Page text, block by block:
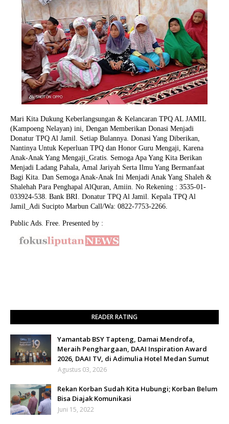
Mari Kita Dukung Keberlangsungan & Kelancaran TPQ AL JAMIL
(Kampoeng Nelayan) ini, Dengan Memberikan Donasi Menjadi
Donatur TPQ Al Jamil. Setiap Bulannya. Donasi Yang Diberikan,
Nantinya Untuk Keperluan TPQ dan Honor Guru Mengaji, Karena
Anak-Anak Yang Mengaji_Gratis. Semoga Apa Yang Kita Berikan
Menjadi Ladang Pahala, Amal Jariyah Serta Ilmu Yang Bermanfaat
Bagi Kita. Dan Semoga Anak-Anak Ini Menjadi Anak Yang Shaleh &
Shalehah Para Penghapal AlQuran, Amiin. No Rekening : 3535-01-
033924-538. Bank BRI. Donatur TPQ Al Jamil. Kepala TPQ Al
Jamil_Adi Sucipto Marbun Call/Wa: 0822-7753-2266.
Public Ads. Free. Presented by :
READER RATING
Yamantab BSY Tapteng, Damai Mendrofa,
Meraih Penghargaan, DAAI Inspiration Award
2026, DAAI TV, di Adimulia Hotel Medan Sumut
Agustus 03, 2026
Rekan Korban Sudah Kita Hubungi; Korban Belum
Bisa Diajak Komunikasi
Juni 15, 2022